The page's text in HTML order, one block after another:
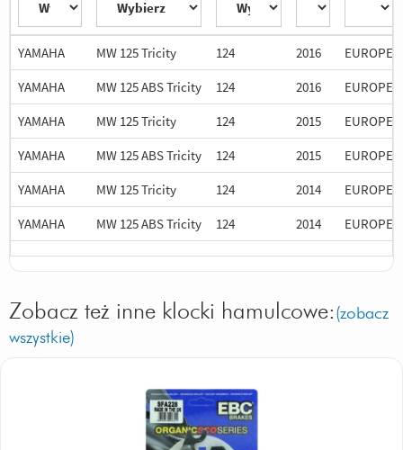
YAMAHA MW 125 Tricity 124 2016
EUROPE
YAMAHA
MW 125 ABS Tricity 124 2016
EUROPE
YAMAHA
MW 125 Tricity 124 2015
EUROPE
YAMAHA
MW 125 ABS Tricity 124 2015
EUROPE
YAMAHA
MW 125 Tricity 124 2014
EUROPE
YAMAHA
MW 125 ABS Tricity 124 2014 EUROPE
Zobacz też inne klocki hamulcowe: (zobacz
wszystkie)